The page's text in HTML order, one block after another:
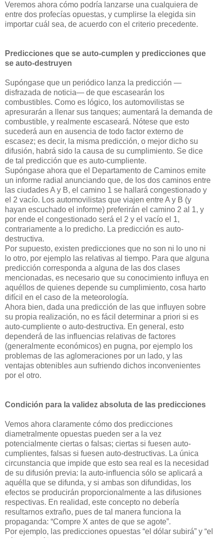
Veremos ahora cómo podría lanzarse una cualquiera de
entre dos profecías opuestas, y cumplirse la elegida sin
importar cuál sea, de acuerdo con el criterio precedente.
Predicciones que se auto-cumplen y predicciones que
se auto-destruyen
Supóngase que un periódico lanza la predicción —
disfrazada de noticia— de que escasearán los
combustibles. Como es lógico, los automovilistas se
apresurarán a llenar sus tanques; aumentará la demanda de
combustible, y realmente escaseará. Nótese que esto
sucederá aun en ausencia de todo factor externo de
escasez; es decir, la misma predicción, o mejor dicho su
difusión, habrá sido la causa de su cumplimiento. Se dice
de tal predicción que es auto-cumpliente.
Supóngase ahora que el Departamento de Caminos emite
un informe radial anunciando que, de los dos caminos entre
las ciudades A y B, el camino 1 se hallará congestionado y
el 2 vacío. Los automovilistas que viajen entre A y B (y
hayan escuchado el informe) preferirán el camino 2 al 1, y
por ende el congestionado será el 2 y el vacío el 1,
contrariamente a lo predicho. La predicción es auto-
destructiva.
Por supuesto, existen predicciones que no son ni lo uno ni
lo otro, por ejemplo las relativas al tiempo. Para que alguna
predicción corresponda a alguna de las dos clases
mencionadas, es necesario que su conocimiento influya en
aquéllos de quienes depende su cumplimiento, cosa harto
difícil en el caso de la meteorología.
Ahora bien, dada una predicción de las que influyen sobre
su propia realización, no es fácil determinar a priori si es
auto-cumpliente o auto-destructiva. En general, esto
dependerá de las influencias relativas de factores
(generalmente económicos) en pugna, por ejemplo los
problemas de las aglomeraciones por un lado, y las
ventajas obtenibles aun sufriendo dichos inconvenientes
por el otro.
Condición para la validez absoluta de las predicciones
Vemos ahora claramente cómo dos predicciones
diametralmente opuestas pueden ser a la vez
potencialmente ciertas o falsas; ciertas si fuesen auto-
cumplientes, falsas si fuesen auto-destructivas. La única
circunstancia que impide que esto sea real es la necesidad
de su difusión previa: la auto-influencia sólo se aplicará a
aquélla que se difunda, y si ambas son difundidas, los
efectos se producirán proporcionalmente a las difusiones
respectivas. En realidad, este concepto no debería
resultarnos extraño, pues de tal manera funciona la
propaganda: “Compre X antes de que se agote”.
Por ejemplo, las predicciones opuestas “el dólar subirá” y “el